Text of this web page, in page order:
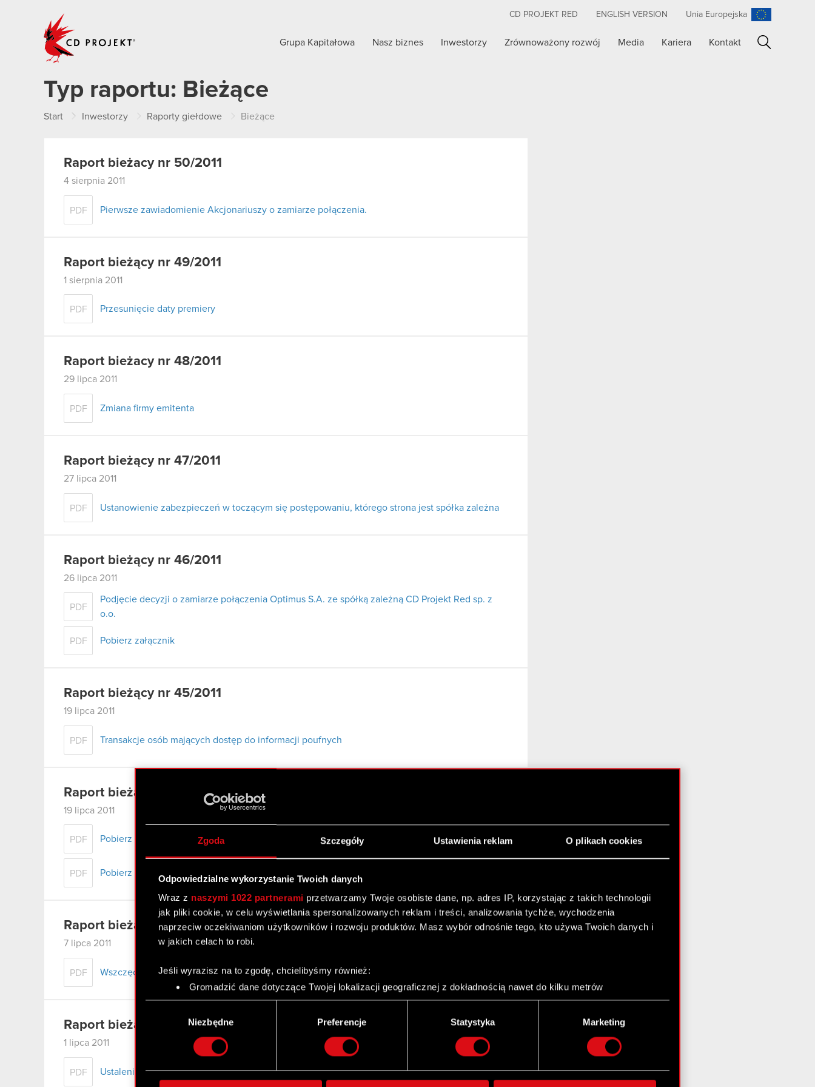
Zgoda Szczegóły Ustawienia reklam O plikach cookies
Odpowiedzialne wykorzystanie Twoich danych
Wraz z naszymi 1022 partnerami przetwarzamy Twoje osobiste dane, np. adres IP, korzystając z takich technologii
jak pliki cookie, w celu wyświetlania spersonalizowanych reklam i treści, analizowania tychże, wychodzenia
naprzeciw oczekiwaniom użytkowników i rozwoju produktów. Masz wybór odnośnie tego, kto używa Twoich danych i
w jakich celach to robi.
Jeśli wyrazisz na to zgodę, chcielibyśmy również:
Gromadzić dane dotyczące Twojej lokalizacji geograficznej z dokładnością nawet do kilku metrów
Identyfikować Twoje urządzenie, aktywnie analizując charakteryzującego je zbiory danych (fingerprinting,
Dowiedz się więcej odnośnie tego, jak Twoje osobiste dane są przetwarzane oraz ustaw własne preferencje w
szczegółów . W Deklaracji plików cookie możesz zmienić lub wycofać swoją zgodę w dowolnej chwili.
Wykorzystujemy pliki cookie do spersonalizowania treści i reklam, aby oferować funkcje społecznościowe i
Niezbędne Preferencje Statystyka Marketing
CD PROJEKT RED ENGLISH VERSION Unia Europejska
Grupa Kapitałowa Nasz biznes Inwestorzy Zrównoważony rozwój Media Kariera Kontakt
Typ raportu: Bieżące
Start Inwestorzy Raporty giełdowe Bieżące
Raport bieżacy nr 50/2011
4 sierpnia 2011
PDF Pierwsze zawiadomienie Akcjonariuszy o zamiarze połączenia.
Raport bieżący nr 49/2011
1 sierpnia 2011
PDF Przesunięcie daty premiery
Raport bieżacy nr 48/2011
29 lipca 2011
PDF Zmiana firmy emitenta
Raport bieżący nr 47/2011
27 lipca 2011
PDF Ustanowienie zabezpieczeń w toczącym się postępowaniu, którego strona jest spółka zależna
Raport bieżący nr 46/2011
26 lipca 2011
PDF
Podjęcie decyzji o zamiarze połączenia Optimus S.A. ze spółką zależną CD Projekt Red sp. z
o.o.
PDF Pobierz załącznik
Raport bieżący nr 45/2011
19 lipca 2011
PDF Transakcje osób mających dostęp do informacji poufnych
Raport bieżący nr 44/2011
19 lipca 2011
PDF Pobierz raport
PDF Pobierz załącznik
Raport bieżący nr 43/2011
7 lipca 2011
PDF Wszczęcie postępowania sądowego, którego stroną jest spółka zależną
Raport bieżący nr 42/2011
1 lipca 2011
PDF Ustalenie jednolitego tekstu Statutu Spółki